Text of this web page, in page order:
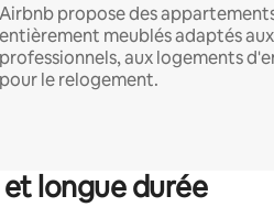
Airbnb propose des
entièrement meublés adaptés aux
professionnels, aux logements
pour le relogement.
longue durée